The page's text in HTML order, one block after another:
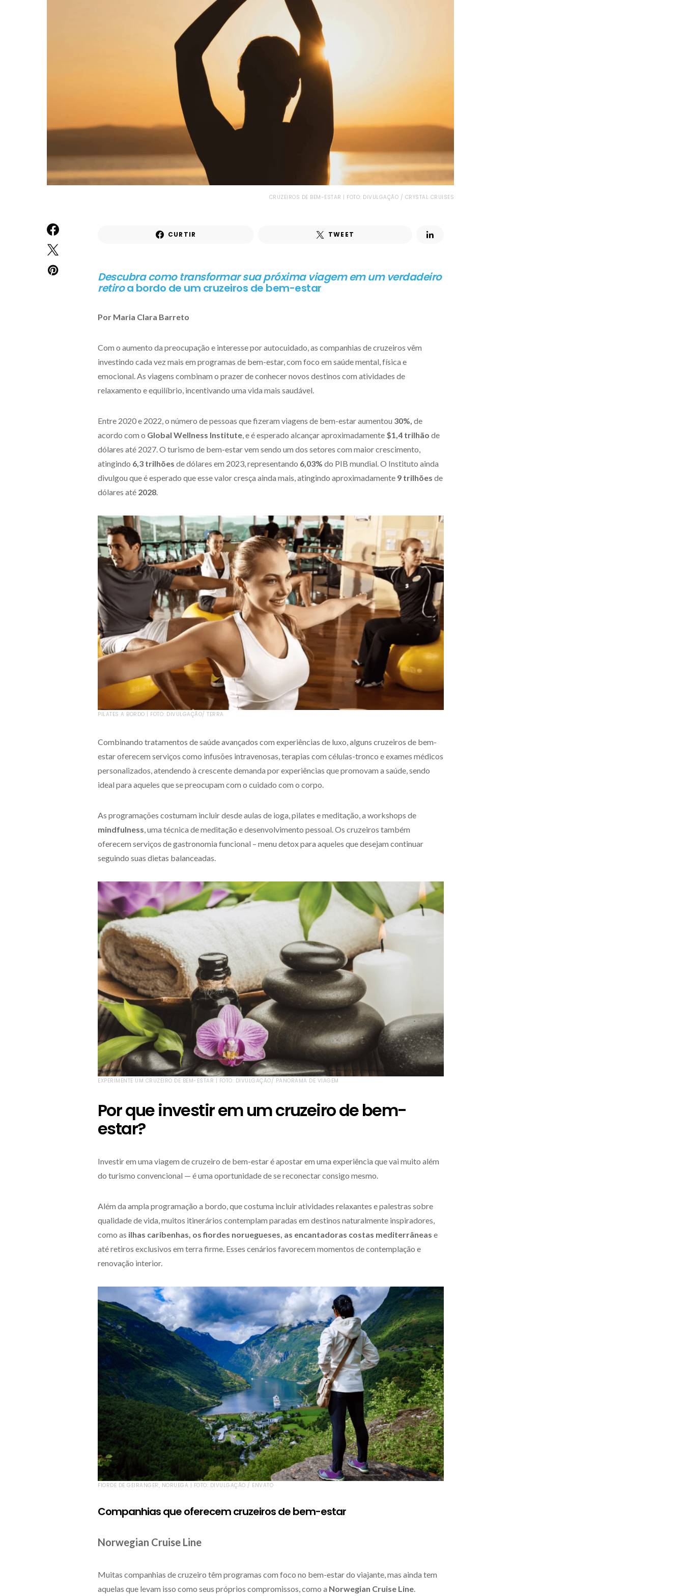
CRUZEIROS DE BEM-ESTAR | FOTO: DIVULGAÇÃO / CRYSTAL CRUISES
CURTIR TWEET
Descubra como transformar sua próxima viagem em um verdadeiro
retiroa bordo de um cruzeiros de bem-estar
Por Maria Clara Barreto
Com o aumento da preocupação e interesse por autocuidado, as companhias de cruzeiros vêm
investindo cada vez mais em programas de bem-estar, com foco em saúde mental, física e
emocional. As viagens combinam o prazer de conhecer novos destinos com atividades de
relaxamento e equilíbrio, incentivando uma vida mais saudável.
Entre 2020 e 2022, o número de pessoas que fizeram viagens de bem-estar aumentou 30%, de
acordo com o Global Wellness Institute, e é esperado alcançar aproximadamente $1,4 trilhão de
dólares até 2027. O turismo de bem-estar vem sendo um dos setores com maior crescimento,
atingindo 6,3 trilhões de dólares em 2023, representando 6,03% do PIB mundial. O Instituto ainda
divulgou que é esperado que esse valor cresça ainda mais, atingindo aproximadamente 9 trilhões de
dólares até 2028.
PILATES A BORDO | FOTO: DIVULGAÇÃO/ TERRA
Combinando tratamentos de saúde avançados com experiências de luxo, alguns cruzeiros de bem-
estar oferecem serviços como infusões intravenosas, terapias com células-tronco e exames médicos
personalizados, atendendo à crescente demanda por experiências que promovam a saúde, sendo
ideal para aqueles que se preocupam com o cuidado com o corpo.
As programações costumam incluir desde aulas de ioga, pilates e meditação, a workshops de
mindfulness, uma técnica de meditação e desenvolvimento pessoal. Os cruzeiros também
oferecem serviços de gastronomia funcional – menu detox para aqueles que desejam continuar
seguindo suas dietas balanceadas.
EXPERIMENTE UM CRUZEIRO DE BEM-ESTAR | FOTO: DIVULGAÇÃO/ PANORAMA DE VIAGEM
Por que investir em um cruzeiro de bem-
estar?
Investir em uma viagem de cruzeiro de bem-estar é apostar em uma experiência que vai muito além
do turismo convencional — é uma oportunidade de se reconectar consigo mesmo.
Além da ampla programação a bordo, que costuma incluir atividades relaxantes e palestras sobre
qualidade de vida, muitos itinerários contemplam paradas em destinos naturalmente inspiradores,
como as ilhas caribenhas, os fiordes noruegueses, as encantadoras costas mediterrâneas e
até retiros exclusivos em terra firme. Esses cenários favorecem momentos de contemplação e
renovação interior.
FIORDE DE GEIRANGER, NORUEGA | FOTO: DIVULGAÇÃO / ENVATO
Companhias que oferecem cruzeiros de bem-estar
Norwegian Cruise Line
Muitas companhias de cruzeiro têm programas com foco no bem-estar do viajante, mas ainda tem
aquelas que levam isso como seus próprios compromissos, como a Norwegian Cruise Line.